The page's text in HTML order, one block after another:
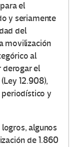
el
y seriamente
del
movilización
al
derogar el
12.908),
y
algunos
de 1.860